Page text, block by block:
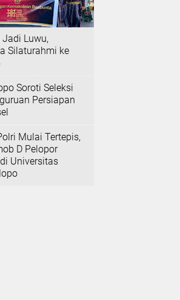
Luwu,
Silaturahmi ke
Soroti Seleksi
Persiapan
Mulai Tertepis,
D Pelopor
Universitas